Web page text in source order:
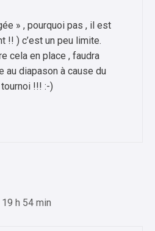
» , pourquoi pas , il est
!! ) c’est un peu limite.
cela en place , faudra
au diapason à cause du
!!! :-)
h 54 min